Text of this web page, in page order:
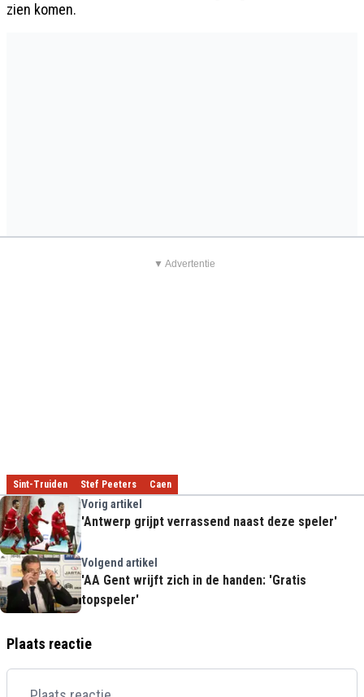
zien komen.
▼ Advertentie
Sint-Truiden Stef Peeters Caen
Vorig artikel
'Antwerp grijpt verrassend naast deze speler'
Volgend artikel
'AA Gent wrijft zich in de handen: 'Gratis
topspeler'
Plaats reactie